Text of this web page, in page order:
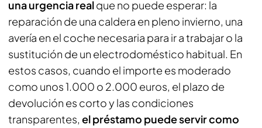
una urgencia realque no puede esperar: la
reparación de una caldera en pleno invierno, una
avería en el coche necesaria para ir a trabajar o la
sustitución de un electrodoméstico habitual. En
estos casos, cuando el importe es moderado
como unos 1.000 o 2.000 euros, el plazo de
devolución es corto y las condiciones
transparentes, el préstamo puede servir como